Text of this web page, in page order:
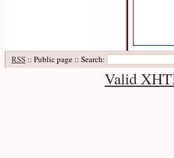
RSS :: Public page :: Search:
Valid